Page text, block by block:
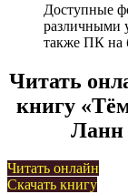
Доступные
различными
также ПК на
Читать
книгу
Ланн
Читать онлайн
Скачать книгу